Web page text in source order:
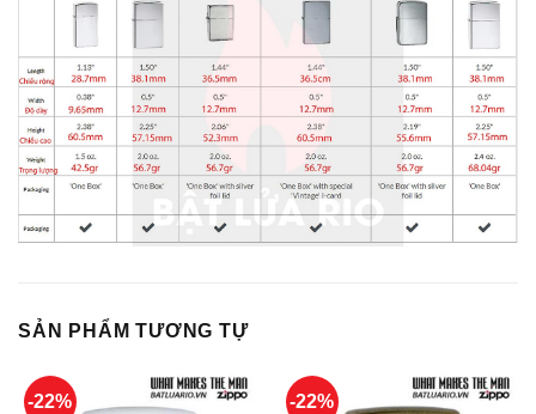
SẢN PHẨM TƯƠNG TỰ
-22% -22%